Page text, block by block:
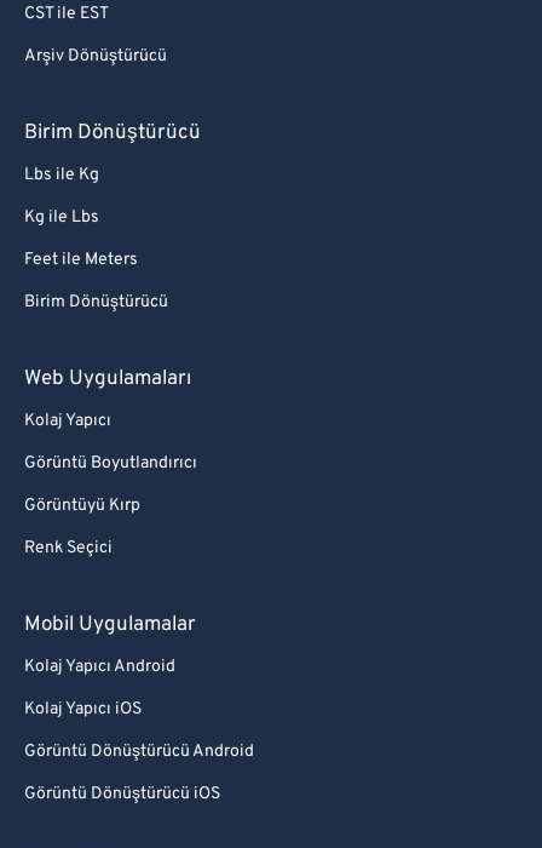
CST ile EST
Arşiv Dönüştürücü
Birim Dönüştürücü
Lbs ile Kg
Kg ile Lbs
Feet ile Meters
Birim Dönüştürücü
Web Uygulamaları
Kolaj Yapıcı
Görüntü Boyutlandırıcı
Görüntüyü Kırp
Renk Seçici
Mobil Uygulamalar
Kolaj Yapıcı Android
Kolaj Yapıcı iOS
Görüntü Dönüştürücü Android
Görüntü Dönüştürücü iOS